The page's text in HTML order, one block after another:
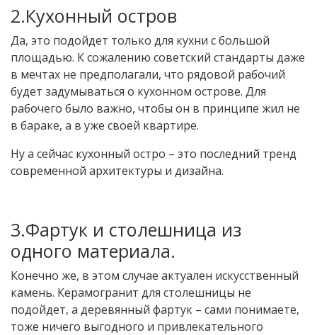
2.Кухонный остров
Да, это подойдет только для кухни с большой
площадью. К сожалению советский стандарты даже
в мечтах не предполагали, что рядовой рабочий
будет задумываться о кухонном острове. Для
рабочего было важно, чтобы он в принципе жил не
в бараке, а в уже своей квартире.
Ну а сейчас кухонный остро – это последний тренд
современной архитектуры и дизайна.
3.Фартук и столешница из
одного материала.
Конечно же, в этом случае актуален искусственный
камень. Керамогранит для столешницы не
подойдет, а деревянный фартук – сами понимаете,
тоже ничего выгодного и привлекательного